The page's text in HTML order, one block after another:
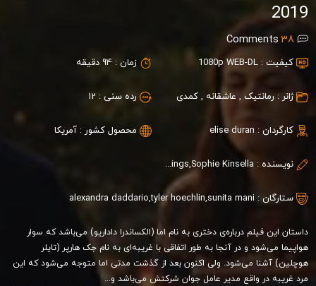
2019
38
Comments
کیفیت : 1080p WEB-DL زمان : 94 دقیقه
ژانر : رمانتیک , عاشقانه ,کمدی رده سنی : 12
کارگردان : elise duran محصول کشور : آمریکا
نویسنده : Peter Hutchings,Sophie Kinsella
ستارگان : alexandra daddario,tyler hoechlin,sunita mani
داستان این فیلم درباره‌ی دختری به نام اما (الکساندرا داداریو) می‌باشد که سوار
هواپیما می‌شود و در آنجا به طور اتفاقی با غریبه‌ای به نام جک هارپر (تایلر
هوچلین) آشنا می‌شود. ولی اکنون بعد از گذشت مدتی اما متوجه می‌شود که این
مرد غریبه در واقع مدیر عامل جوان شرکتش می‌باشد و...